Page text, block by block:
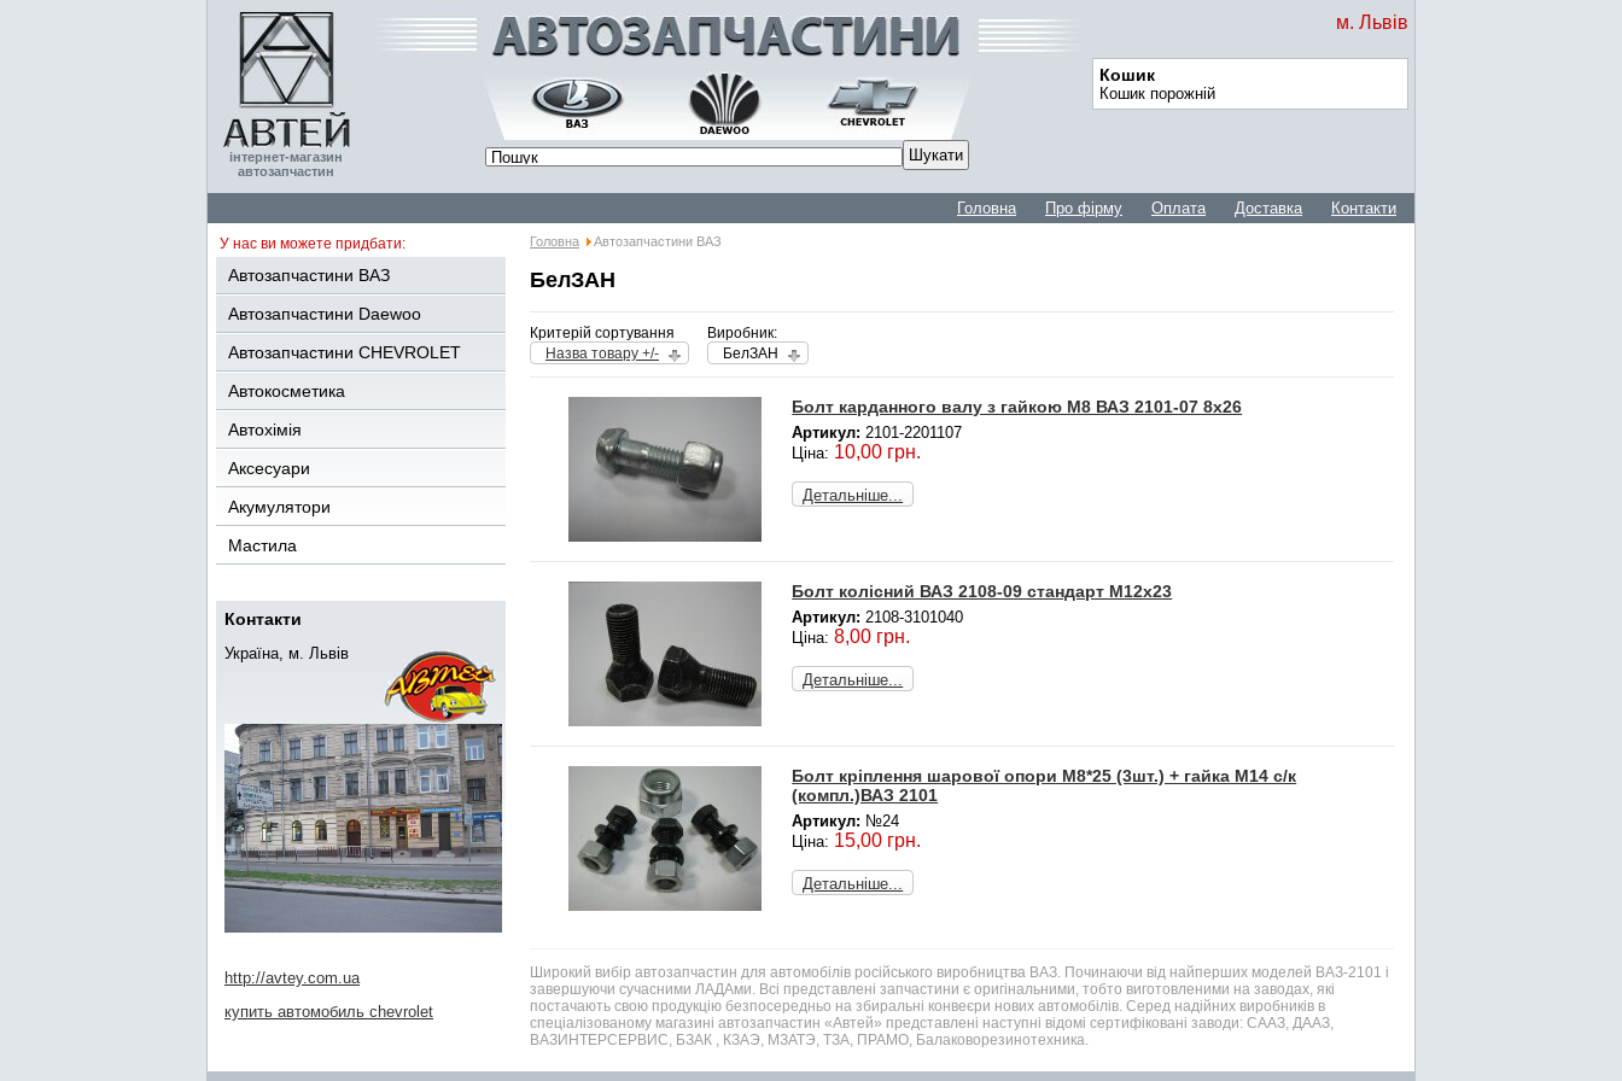
інтернет-магазин
автозапчастин
м. Львів
Кошик
Кошик порожній
Головна Про фірму Оплата Доставка Контакти
У нас ви можете придбати:
Автозапчастини ВАЗ
Автозапчастини Daewoo
Автозапчастини CHEVROLET
Автокосметика
Автохімія
Аксесуари
Акумулятори
Мастила
Контакти
Україна, м. Львів
http://avtey.com.ua
купить автомобиль chevrolet
Головна Автозапчастини ВАЗ
БелЗАН
Критерій сортування
Назва товару +/-
Виробник:
БелЗАН
Болт карданного валу з гайкою М8 ВАЗ 2101-07 8x26
Артикул: 2101-2201107
Ціна: 10,00 грн.
Детальніше...
Болт колісний ВАЗ 2108-09 стандарт М12x23
Артикул: 2108-3101040
Ціна:8,00 грн.
Детальніше...
Болт кріплення шарової опори М8*25 (3шт.) + гайка М14 с/к
(компл.)ВАЗ 2101
Артикул: №24
Ціна: 15,00 грн.
Детальніше...
Широкий вибір автозапчастин для автомобілів російського виробництва ВАЗ. Починаючи від найперших моделей ВАЗ-2101 і
завершуючи сучасними ЛАДАми. Всі представлені запчастини є оригінальними, тобто виготовленими на заводах, які
постачають свою продукцію безпосередньо на збиральні конвеєри нових автомобілів. Серед надійних виробників в
спеціалізованому магазині автозапчастин «Автей» представлені наступні відомі сертифіковані заводи: СААЗ, ДААЗ,
ВАЗИНТЕРСЕРВИС, БЗАК , КЗАЭ, МЗАТЭ, ТЗА, ПРАМО, Балаковорезинотехника.